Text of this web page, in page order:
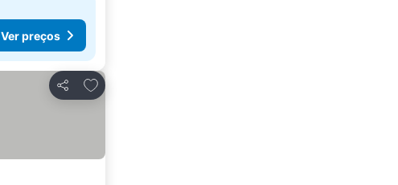
Ver preços
Partilhar
Adicionar aos favoritos